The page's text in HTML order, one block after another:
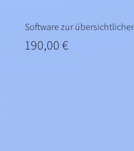
Software zur
Preis
190,00 €